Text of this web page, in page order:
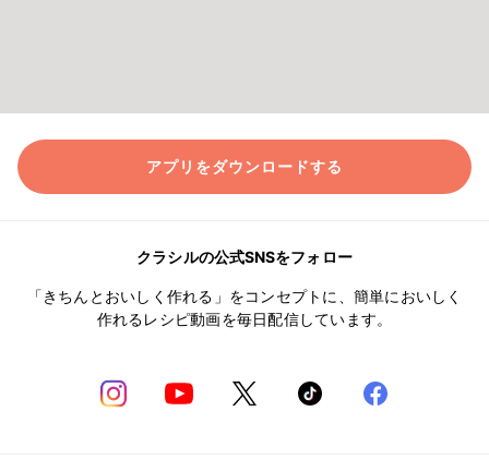
アプリをダウンロードする
クラシルの公式SNSをフォロー
「きちんとおいしく作れる」をコンセプトに、簡単においしく
作れるレシピ動画を毎日配信しています。